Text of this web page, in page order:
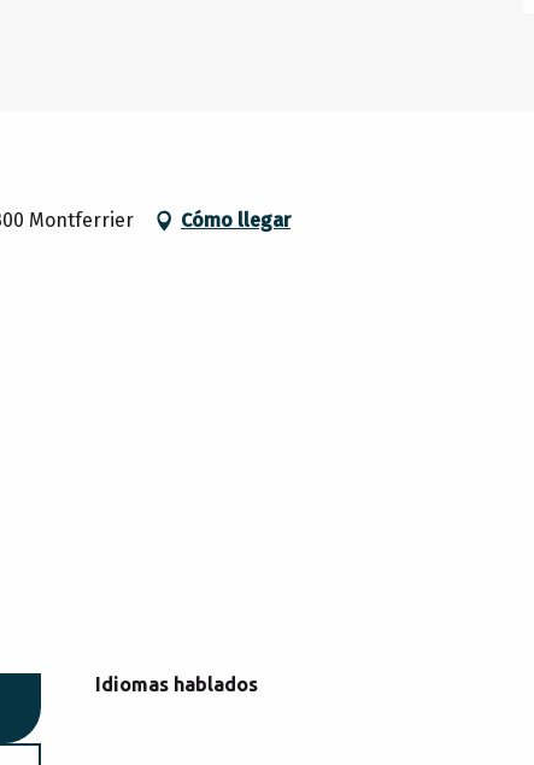
Montferrier Cómo llegar
Idiomas hablados
Idiomas hablados